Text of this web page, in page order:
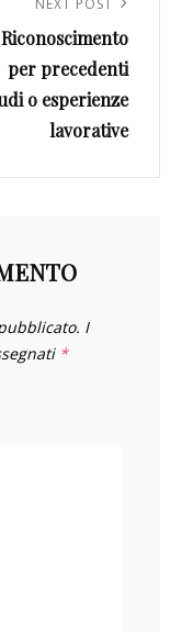
NEXT POST
Riconoscimento
per precedenti
o esperienze
lavorative
I
*